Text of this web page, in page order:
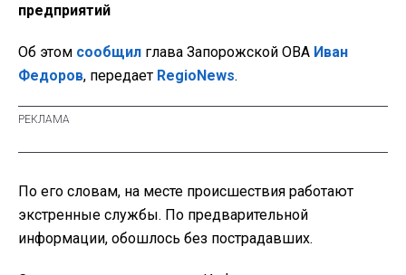
предприятий
Об этом сообщил глава Запорожской ОВА Иван
Федоров, передает RegioNews.
По его словам, на месте происшествия работают
экстренные службы. По предварительной
информации, обошлось без пострадавших.